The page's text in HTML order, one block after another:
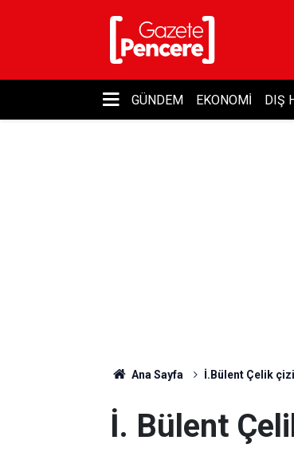
GÜNDEM EKONOMI DIŞ
Ana Sayfa İ.Bülent Çelik
İ. Bülent